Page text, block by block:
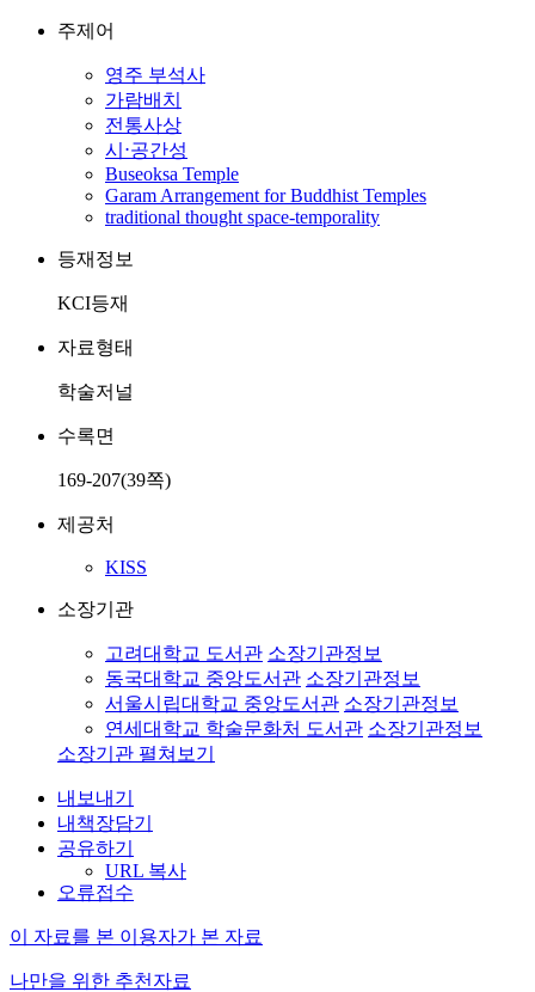
주제어
영주 부석사
가람배치
전통사상
시⋅공간성
Buseoksa Temple
Garam Arrangement for Buddhist Temples
traditional thought space-temporality
등재정보
KCI등재
자료형태
학술저널
수록면
169-207(39쪽)
제공처
KISS
소장기관
고려대학교 도서관 소장기관정보
동국대학교 중앙도서관 소장기관정보
서울시립대학교 중앙도서관 소장기관정보
연세대학교 학술문화처 도서관 소장기관정보
소장기관 펼쳐보기
내보내기
내책장담기
공유하기
URL 복사
오류접수
이 자료를 본 이용자가 본 자료
나만을 위한 추천자료